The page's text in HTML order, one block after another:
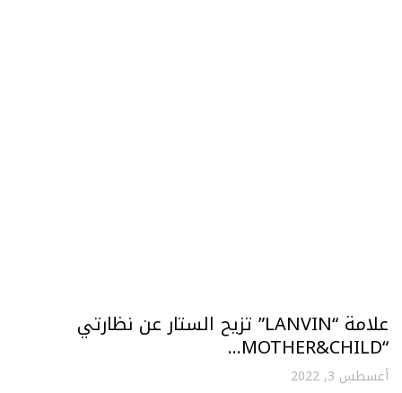
علامة “LANVIN” تزيح الستار عن نظارتي
“MOTHER&CHILD…
أغسطس 3, 2022